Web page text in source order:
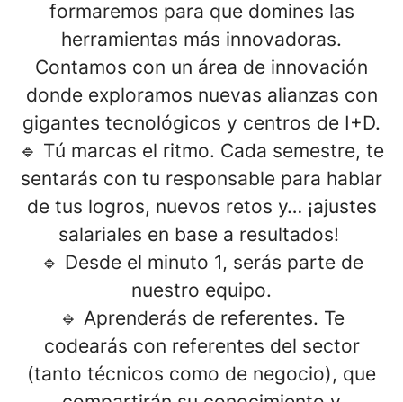
formaremos para que domines las
herramientas más innovadoras.
Contamos con un área de innovación
donde exploramos nuevas alianzas con
gigantes tecnológicos y centros de I+D.
🔹 Tú marcas el ritmo. Cada semestre, te
sentarás con tu responsable para hablar
de tus logros, nuevos retos y… ¡ajustes
salariales en base a resultados!
🔹 Desde el minuto 1, serás parte de
nuestro equipo.
🔹 Aprenderás de referentes. Te
codearás con referentes del sector
(tanto técnicos como de negocio), que